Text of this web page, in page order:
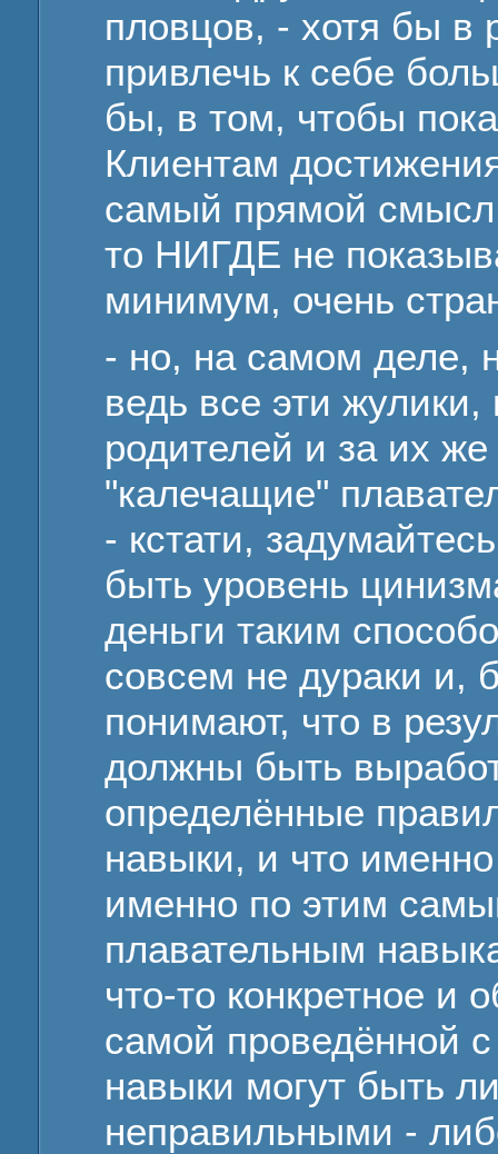
пловцов, - хотя бы в
привлечь к себе
бы, в том, чтобы
Клиентам
самый прямой
то НИГДЕ не
минимум, очень
- но, на самом деле,
ведь все эти
родителей и за их
"калечащие"
- кстати,
быть уровень
деньги таким
совсем не дураки и,
понимают, что в
должны быть
определённые
навыки, и что именно
именно по этим
плавательным
что-то конкретное и
самой проведённой
навыки могут быть
неправильными -